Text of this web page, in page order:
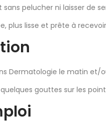
pelucher ni laisser de
plus lisse et prête à
Dermatologie le matin et/
gouttes sur les